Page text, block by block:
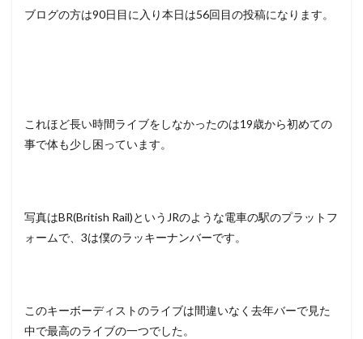
ブログの方は90日目に入り本日は56回目の投稿になります。
これほど長い時間ライブをしなかったのは19歳から初めての
事で体も少し困っています。
写真はBR(British Rail)というJRのような電車の駅のプラットフ
ォームで、3は僕のラッキーナンバーです。
このキーボーディストのライブは間違いなく去年バーで見た
中で最高のライブの一つでした。